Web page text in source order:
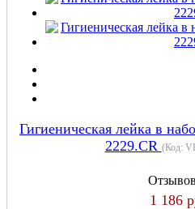
Гигиеническая лейка в
2229.CR (Код:
1 186